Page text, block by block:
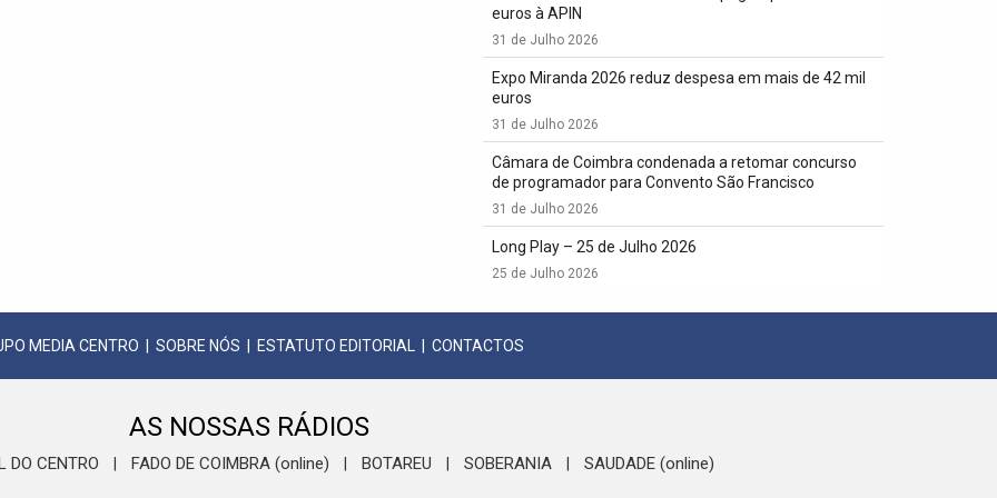
euros à APIN
31 de Julho 2026
Expo Miranda 2026 reduz despesa em mais de 42 mil
euros
31 de Julho 2026
Câmara de Coimbra condenada a retomar concurso
de programador para Convento São Francisco
31 de Julho 2026
Long Play – 25 de Julho 2026
25 de Julho 2026
MEDIA CENTRO SOBRE NÓS ESTATUTO EDITORIAL CONTACTOS
AS NOSSAS RÁDIOS
DO CENTRO FADO DE COIMBRA (online) BOTAREU SOBERANIA SAUDADE (online)